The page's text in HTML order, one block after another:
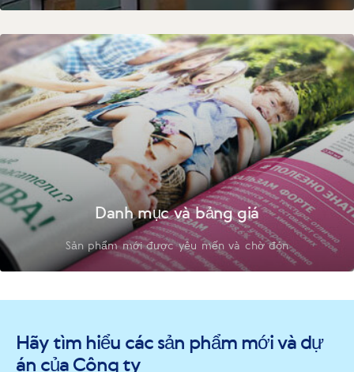
Danh mục và bảng giá
Sản phẩm mới được yêu mến và chờ đón
Hãy tìm hiểu các sản phẩm mới và dự
án của Công ty